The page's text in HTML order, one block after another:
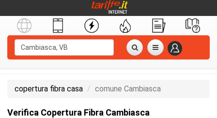
copertura fibra casa comune Cambiasca
Verifica Copertura Fibra Cambiasca